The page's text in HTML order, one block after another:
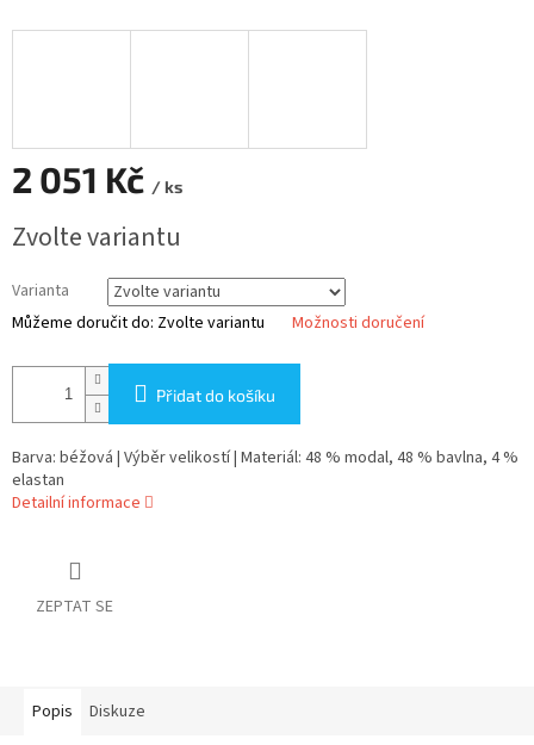
2 051 Kč / ks
cena:
Zvolte variantu
Varianta
Můžeme doručit do: Zvolte variantu Možnosti doručení
Přidat do košíku
Barva: béžová | Výběr velikostí | Materiál: 48 % modal, 48 % bavlna, 4 %
elastan
Detailní informace
ZEPTAT SE
Popis Diskuze